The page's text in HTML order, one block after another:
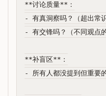
**讨论质量**：
- 有真洞察吗？（超出常
- 有交锋吗？（不同观点的
**补盲区**：
- 所有人都没提到但重要